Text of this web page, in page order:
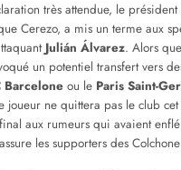
très attendue, le président
Cerezo, a mis un terme aux
Julián Álvarez. Alors
un potentiel transfert vers
Barcelone ou le Paris Saint-
joueur ne quittera pas le club cet
aux rumeurs qui avaient
les supporters des